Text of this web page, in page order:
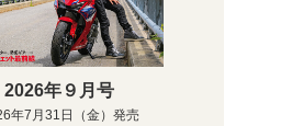
2026年９月号
年7月31日（金）発売